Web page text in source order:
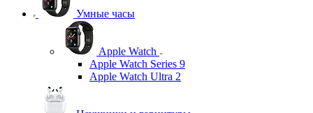
Умные часы
Apple Watch
Apple Watch Series 9
Apple Watch Ultra 2